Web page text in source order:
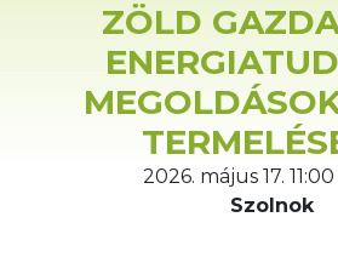
ZÖLD
2026. május 17.
Szolnok